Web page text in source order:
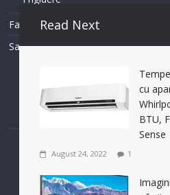
Fashion
Sanitare
Sisteme
Incalzire
Contact Us Terms of Use
Read Next
cu
BTU,
Sense
August 24, 2022 1